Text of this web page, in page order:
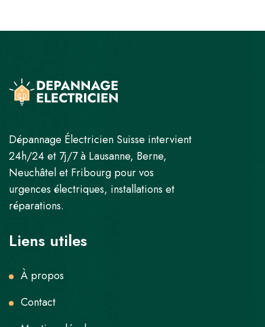
Dépannage Électricien Suisse intervient
24h/24 et 7j/7 à Lausanne, Berne,
Neuchâtel et Fribourg pour vos
urgences électriques, installations et
réparations.
Liens utiles
À propos
Contact